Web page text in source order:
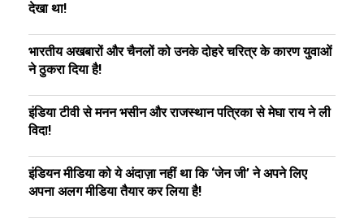
देखा था!
भारतीय अखबारों और चैनलों को उनके दोहरे चरित्र के कारण युवाओं
ने ठुकरा दिया है!
इंडिया टीवी से मनन भसीन और राजस्थान पत्रिका से मेघा राय ने ली
विदा!
इंडियन मीडिया को ये अंदाज़ा नहीं था कि ‘जेन जी’ ने अपने लिए
अपना अलग मीडिया तैयार कर लिया है!